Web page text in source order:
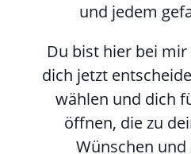
und jedem
Du bist hier bei
dich jetzt
wählen und dich
öffnen, die zu
Wünschen